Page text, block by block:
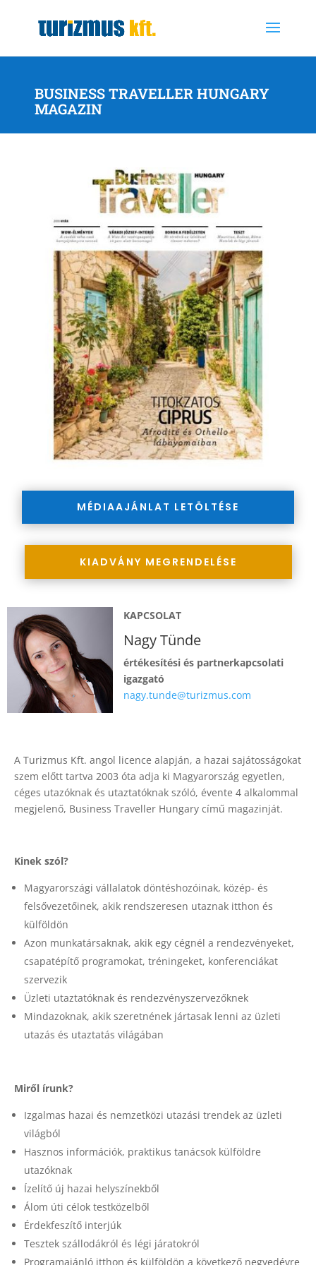
BUSINESS TRAVELLER HUNGARY
MAGAZIN
MÉDIAAJÁNLAT LETÖLTÉSE
KIADVÁNY MEGRENDELÉSE
KAPCSOLAT
Nagy Tünde
értékesítési és partnerkapcsolati
igazgató
nagy.tunde@turizmus.com
A Turizmus Kft. angol licence alapján, a hazai sajátosságokat
szem előtt tartva 2003 óta adja ki Magyarország egyetlen,
céges utazóknak és utaztatóknak szóló, évente 4 alkalommal
megjelenő, Business Traveller Hungary című magazinját.
Kinek szól?
Magyarországi vállalatok döntéshozóinak, közép- és
felsővezetőinek, akik rendszeresen utaznak itthon és
külföldön
Azon munkatársaknak, akik egy cégnél a rendezvényeket,
csapatépítő programokat, tréningeket, konferenciákat
szervezik
Üzleti utaztatóknak és rendezvényszervezőknek
Mindazoknak, akik szeretnének jártasak lenni az üzleti
utazás és utaztatás világában
Miről írunk?
Izgalmas hazai és nemzetközi utazási trendek az üzleti
világból
Hasznos információk, praktikus tanácsok külföldre
utazóknak
Ízelítő új hazai helyszínekből
Álom úti célok testközelből
Érdekfeszítő interjúk
Tesztek szállodákról és légi járatokról
Programajánló itthon és külföldön a következő negyedévre